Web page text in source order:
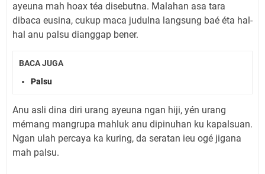
ayeuna mah hoax téa disebutna. Malahan asa tara
dibaca eusina, cukup maca judulna langsung baé éta hal-
hal anu palsu dianggap bener.
BACA JUGA
Palsu
Anu asli dina diri urang ayeuna ngan hiji, yén urang
mémang mangrupa mahluk anu dipinuhan ku kapalsuan.
Ngan ulah percaya ka kuring, da seratan ieu ogé jigana
mah palsu.